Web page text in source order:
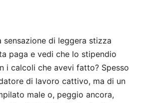
sensazione di leggera stizza
paga e vedi che lo stipendio
i calcoli che avevi fatto? Spesso
di lavoro cattivo, ma di un
male o, peggio ancora,